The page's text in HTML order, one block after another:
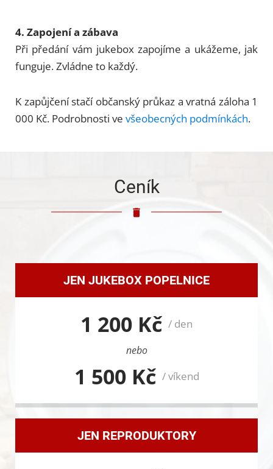
4. Zapojení a zábava
Při předání vám jukebox zapojíme a ukážeme, jak
funguje. Zvládne to každý.
K zapůjčení stačí občanský průkaz a vratná záloha 1
000 Kč. Podrobnosti ve všeobecných podmínkách.
Ceník
JEN JUKEBOX POPELNICE
1 200 Kč / den
nebo
1 500 Kč / víkend
JEN REPRODUKTORY